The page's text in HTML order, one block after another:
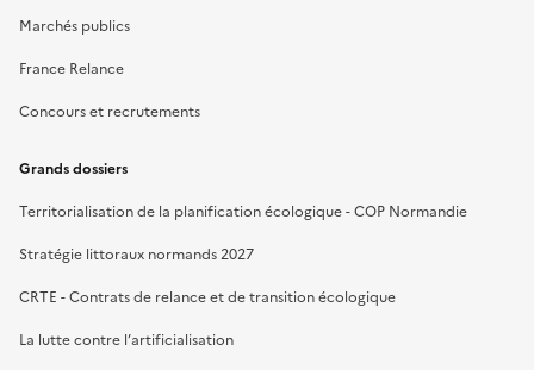
Marchés publics
France Relance
Concours et recrutements
Grands dossiers
Territorialisation de la planification écologique - COP Normandie
Stratégie littoraux normands 2027
CRTE - Contrats de relance et de transition écologique
La lutte contre l’artificialisation